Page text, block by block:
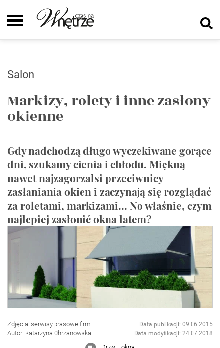
Salon
Markizy, rolety i inne zasłony
okienne
Gdy nadchodzą długo wyczekiwane gorące
dni, szukamy cienia i chłodu. Miękną
nawet najzagorzalsi przeciwnicy
zasłaniania okien i zaczynają się rozglądać
za roletami, markizami... No właśnie, czym
najlepiej zasłonić okna latem?
Zdjęcia: serwisy prasowe firm
Autor: Katarzyna Chrzanowska
Data publikacji: 09.06.2015
Data modyfikacji: 24.07.2018